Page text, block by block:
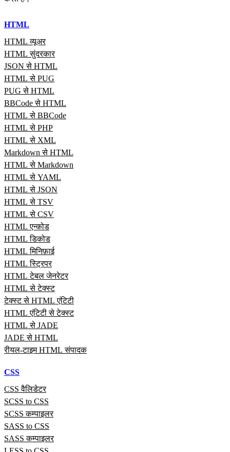
HTML
HTML व्यूअर
HTML सुंदरकार
JSON से HTML
HTML से PUG
PUG से HTML
BBCode से HTML
HTML से BBCode
HTML से PHP
HTML से XML
Markdown से HTML
HTML से Markdown
HTML से YAML
HTML से JSON
HTML से TSV
HTML से CSV
HTML एन्कोड
HTML डिकोड
HTML मिनिफ़ाई
HTML स्ट्रिपर
HTML टेबल जेनरेटर
HTML से टेक्स्ट
टेक्स्ट से HTML एंटिटी
HTML एंटिटी से टेक्स्ट
HTML से JADE
JADE से HTML
रीयल‑टाइम HTML संपादक
CSS
CSS वैलिडेटर
SCSS to CSS
SCSS कम्पाइलर
SASS to CSS
SASS कम्पाइलर